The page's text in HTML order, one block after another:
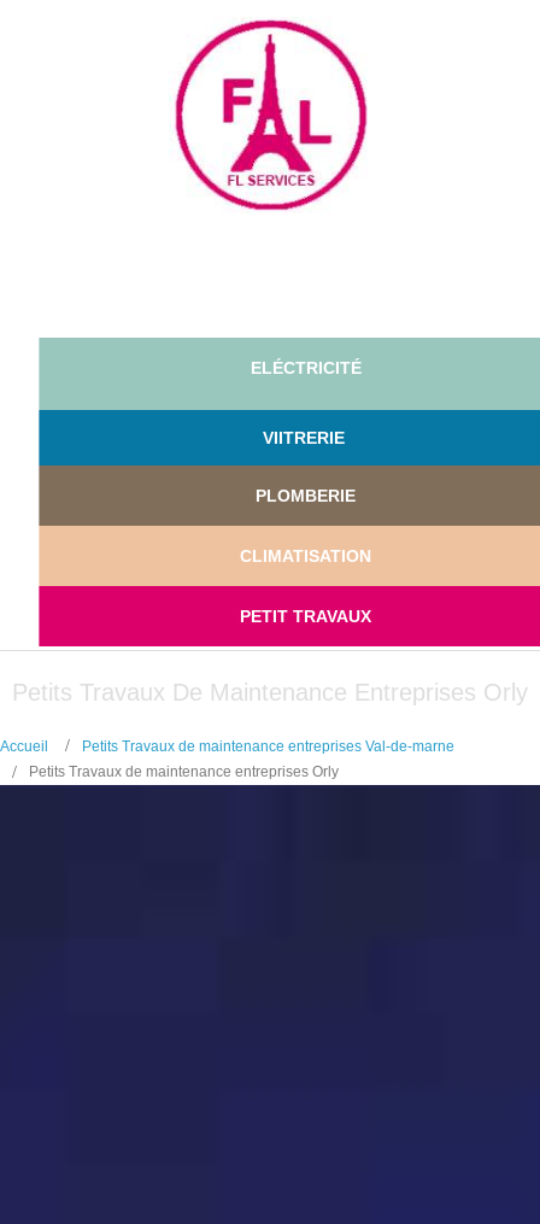
ELÉCTRICITÉ
VIITRERIE
PLOMBERIE
CLIMATISATION
PETIT TRAVAUX
Petits Travaux De Maintenance Entreprises Orly
Accueil
Petits Travaux de maintenance entreprises Val-de-marne
Petits Travaux de maintenance entreprises Orly